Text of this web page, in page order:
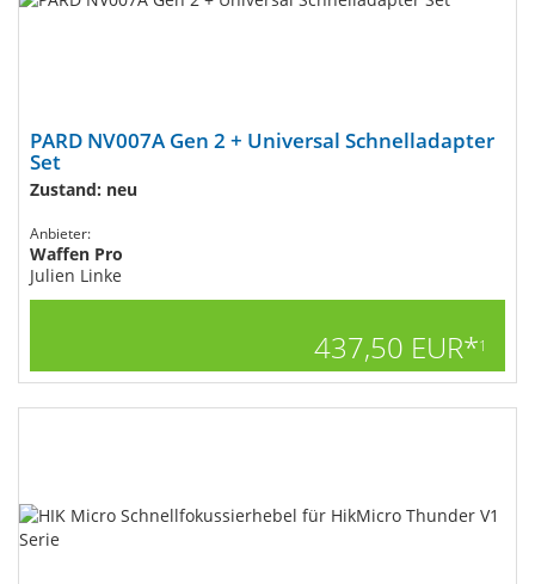
PARD NV007A Gen 2 + Universal Schnelladapter
Set
Zustand: neu
Anbieter:
Waffen Pro
Julien Linke
437,50 EUR*1